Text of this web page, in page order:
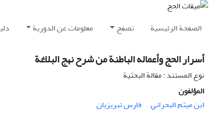
الصفحة الرئيسية تصفح معلومات عن الدورية
أسرار الحج وأعماله الباطنة من شرح نهج البلاغة
نوع المستند : مقالة البحثية
المؤلفون
ابن ميثم البحراني
فارس تبريزيان